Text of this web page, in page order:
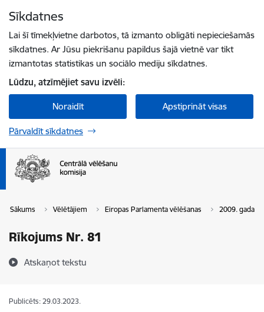
Sīkdatnes
Lai šī tīmekļvietne darbotos, tā izmanto obligāti nepieciešamās
sīkdatnes. Ar Jūsu piekrišanu papildus šajā vietnē var tikt
izmantotas statistikas un sociālo mediju sīkdatnes.
Lūdzu, atzīmējiet savu izvēli:
Noraidīt Apstiprināt visas
Pārvaldīt sīkdatnes
Sākums Vēlētājiem Eiropas Parlamenta vēlēšanas 2009. gada
Rīkojums Nr. 81
Atskaņot tekstu
Publicēts: 29.03.2023.